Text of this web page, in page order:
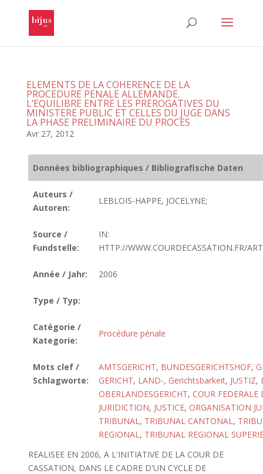
ELEMENTS DE LA COHERENCE DE LA
PROCEDURE PENALE ALLEMANDE.
L’EQUILIBRE ENTRE LES PREROGATIVES DU
MINISTERE PUBLIC ET CELLES DU JUGE DANS
LA PHASE PRELIMINAIRE DU PROCES
Avr 27, 2012
Données bibliographiques / Bibliografische Daten
Auteurs /
Autoren:
LEBLOIS-HAPPE, JOCELYNE;
Source /
Fundstelle:
IN:
HTTP://WWW.COURDECASSATION.FR/
Année / Jahr: 2006
Type / Typ:
Catégorie /
Kategorie:
Procédure pénale
Mots clef /
Schlagworte:
AMTSGERICHT, BUNDESGERICHTSHOF,
GERICHT, LAND-, Gerichtsbarkeit, JUSTIZ,
OBERLANDESGERICHT, COUR FEDERALE
JURIDICTION, JUSTICE, ORGANISATION
TRIBUNAL, TRIBUNAL CANTONAL,
REGIONAL, TRIBUNAL REGIONAL
REALISEE EN 2006, A L'INITIATIVE DE LA COUR DE
CASSATION, DANS LE CADRE D'UN CYCLE DE